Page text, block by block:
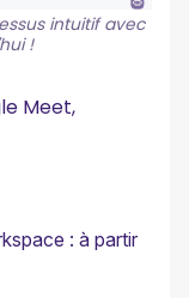
intuitif avec
!
Meet,
: à partir